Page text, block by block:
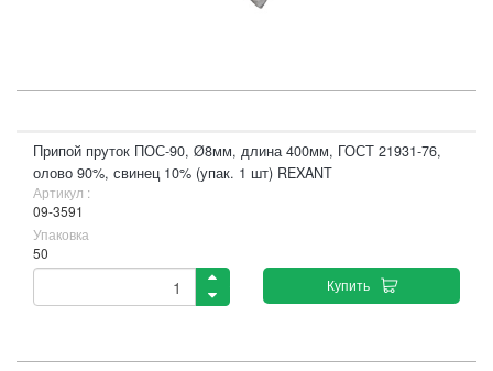
Припой пруток ПОС-90, Ø8мм, длина 400мм, ГОСТ 21931-76,
олово 90%, свинец 10% (упак. 1 шт) REXANT
Артикул :
09-3591
Упаковка
50
Купить